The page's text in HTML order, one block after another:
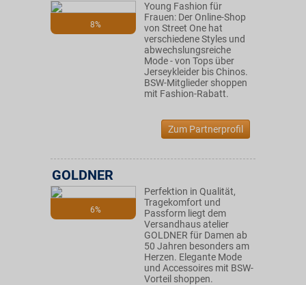
8%
Young Fashion für
Frauen: Der Online-Shop
von Street One hat
verschiedene Styles und
abwechslungsreiche
Mode - von Tops über
Jerseykleider bis Chinos.
BSW-Mitglieder shoppen
mit Fashion-Rabatt.
Zum Partnerprofil
6%
GOLDNER
Perfektion in Qualität,
Tragekomfort und
Passform liegt dem
Versandhaus atelier
GOLDNER für Damen ab
50 Jahren besonders am
Herzen. Elegante Mode
und Accessoires mit BSW-
Vorteil shoppen.